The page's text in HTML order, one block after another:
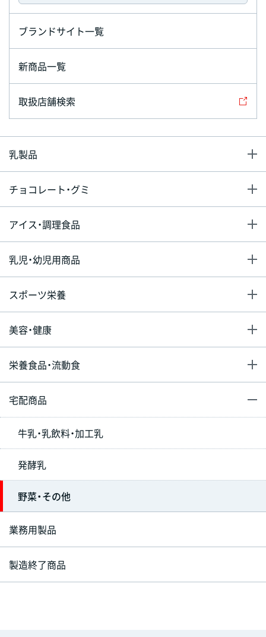
ブランドサイト一覧
新商品一覧
取扱店舗検索
乳製品
チョコレート・グミ
アイス・調理食品
乳児・幼児用商品
スポーツ栄養
美容・健康
栄養食品・流動食
宅配商品
牛乳・乳飲料・加工乳
発酵乳
野菜・その他
業務用製品
製造終了商品